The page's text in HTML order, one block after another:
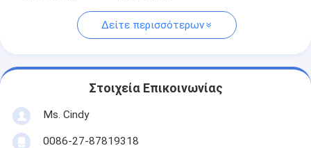
Δείτε περισσότερων
Στοιχεία Επικοινωνίας
Ms. Cindy
0086-27-87819318